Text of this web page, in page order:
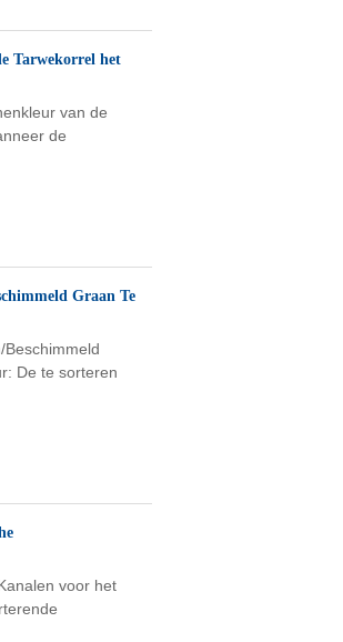
Tarwekorrel het
van de
de
Graan Te
De te sorteren
voor het